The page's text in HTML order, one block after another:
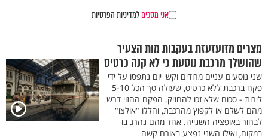
אני מסכיםלמדיניות הפרטיות
מצרים מזועזעזת בעקבות מות הצעיר
שהושלך מרכבת נוסעת כי לא קנה כרטיס
שני נוסעים עניים מרודים וקשי יום נתפסו על ידי
פקח ברכבת ללא כרטיס, שעולה סך הכל 5-10
לירות - סכום שלא זכו להחזיק. הפקח ההזוי דרש
מהם לשלם או לקפוץ מהרכבת, והללו "אולצו"
לבחור באופציה השנייה. אחד מהם נהרג בו
במקום, ואילו השני נפצע באורח קשה